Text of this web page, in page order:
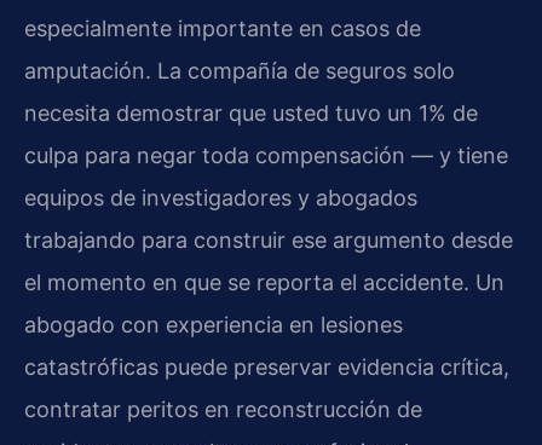
especialmente importante en casos de
amputación. La compañía de seguros solo
necesita demostrar que usted tuvo un 1% de
culpa para negar toda compensación — y tiene
equipos de investigadores y abogados
trabajando para construir ese argumento desde
el momento en que se reporta el accidente. Un
abogado con experiencia en lesiones
catastróficas puede preservar evidencia crítica,
contratar peritos en reconstrucción de